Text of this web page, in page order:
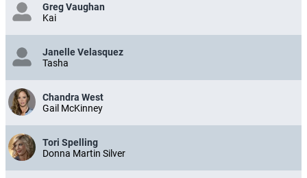
Greg Vaughan
Kai
Janelle Velasquez
Tasha
Chandra West
Gail McKinney
Tori Spelling
Donna Martin Silver